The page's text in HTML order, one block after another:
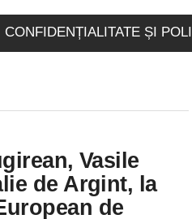
CONFIDENȚIALITATE ȘI
Vasile
de Argint, la
de